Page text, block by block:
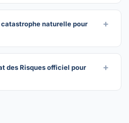
naturelle pour
des Risques officiel pour